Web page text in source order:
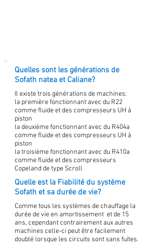
Quelles sont les générations de
Sofath natea et Caliane?
Il existe trois générations de machines:
la première fonctionnant avec du R22
comme fluide et des compresseurs UH à
piston
la deuxième fonctionnant avec du R404a
comme fluide et des compresseurs UH à
piston
la troisième fonctionnant avec du R410a
comme fluide et des compresseurs
Copeland de type Scroll
Quelle est la Fiabilité du système
Sofath et sa durée de vie?
Comme tous les systèmes de chauffage la
durée de vie en amortissement et de 15
ans, cependant contrairement aux autres
machines celle-ci peut être facilement
doublé lorsque les circuits sont sans fuites.